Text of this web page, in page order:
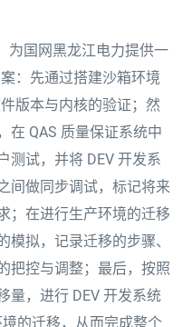
为国网黑龙江电力提供一
：先通过搭建沙箱环境
版本与内核的验证；然
在 QAS 质量保证系统中
测试，并将 DEV 开发系
间做同步调试，标记将来
；在进行生产环境的迁移
模拟，记录迁移的步骤、
把控与调整；最后，按照
量，进行 DEV 开发系统
的迁移，从而完成整个